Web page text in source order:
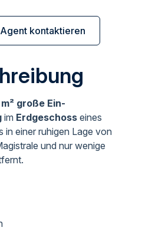
Agent kontaktieren
m² große Ein-
im Erdgeschoss eines
in einer ruhigen Lage von
und nur wenige